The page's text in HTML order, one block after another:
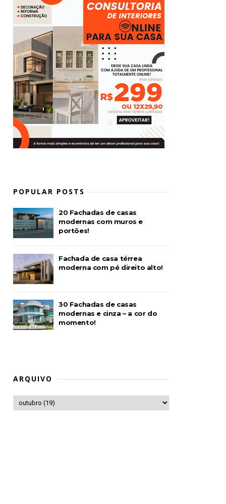
POPULAR POSTS
20 Fachadas de casas
modernas com muros e
portões!
Fachada de casa térrea
moderna com pé direito alto!
30 Fachadas de casas
modernas e cinza – a cor do
momento!
ARQUIVO